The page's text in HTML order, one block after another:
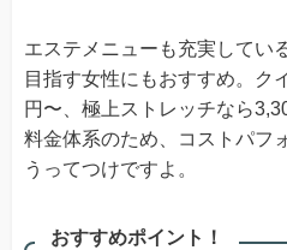
エステメニューも充実してい
目指す女性にもおすすめ。ク
円〜、極上ストレッチなら
料金体系のため、コストパフ
うってつけですよ。
おすすめポイント！